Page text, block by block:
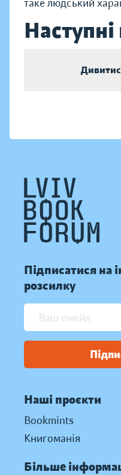
таке людський
Наступні
Підписатися на
розсилку
Наші проєкти
Bookmints
Книгоманія
Більше